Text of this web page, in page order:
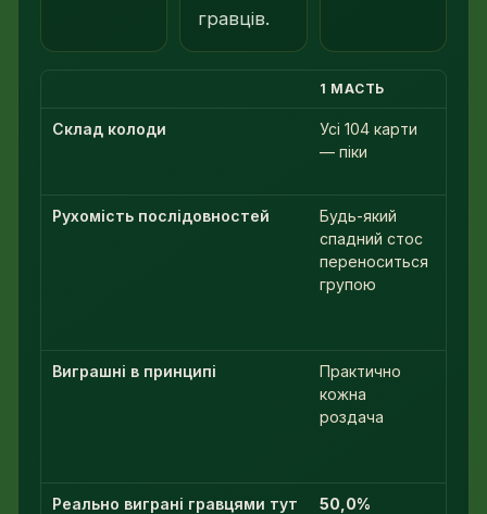
гравців.
1 МАСТЬ
Склад колоди
Усі 104 карти
— піки
Рухомість послідовностей
Будь-який
спадний стос
переноситься
групою
Виграшні в принципі
Практично
кожна
роздача
Реально виграні гравцями тут 50,0%